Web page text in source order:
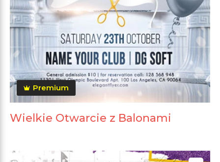
Premium
Wielkie Otwarcie z Balonami